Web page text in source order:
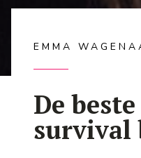
EMMA
De
survival